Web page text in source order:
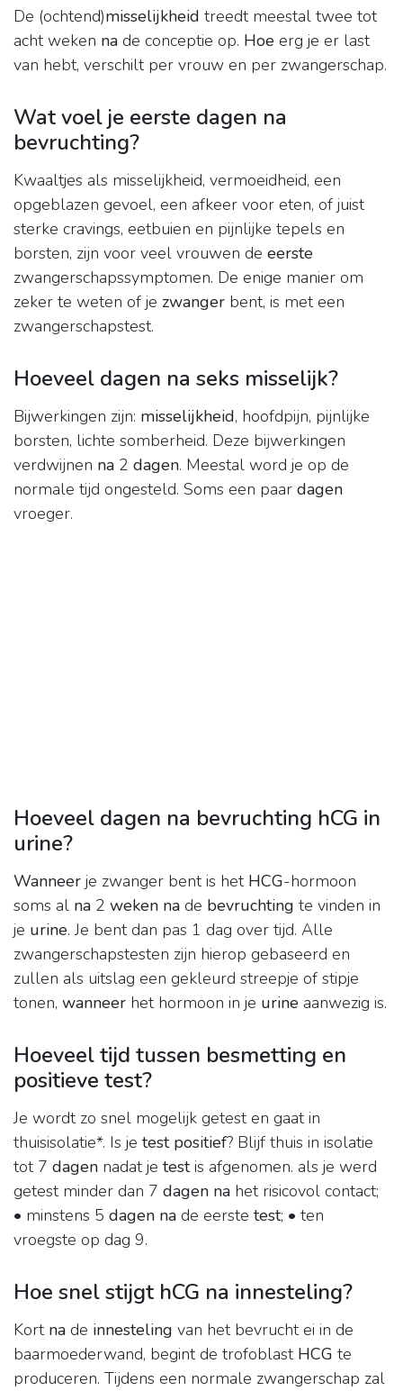
De (ochtend)misselijkheid treedt meestal twee tot
acht weken na de conceptie op. Hoe erg je er last
van hebt, verschilt per vrouw en per zwangerschap.
Wat voel je eerste dagen na
bevruchting?
Kwaaltjes als misselijkheid, vermoeidheid, een
opgeblazen gevoel, een afkeer voor eten, of juist
sterke cravings, eetbuien en pijnlijke tepels en
borsten, zijn voor veel vrouwen de eerste
zwangerschapssymptomen. De enige manier om
zeker te weten of je zwanger bent, is met een
zwangerschapstest.
Hoeveel dagen na seks misselijk?
Bijwerkingen zijn: misselijkheid, hoofdpijn, pijnlijke
borsten, lichte somberheid. Deze bijwerkingen
verdwijnen na 2 dagen. Meestal word je op de
normale tijd ongesteld. Soms een paar dagen
vroeger.
Hoeveel dagen na bevruchting hCG in
urine?
Wanneer je zwanger bent is het HCG-hormoon
soms al na 2 weken na de bevruchting te vinden in
je urine. Je bent dan pas 1 dag over tijd. Alle
zwangerschapstesten zijn hierop gebaseerd en
zullen als uitslag een gekleurd streepje of stipje
tonen, wanneer het hormoon in je urine aanwezig is.
Hoeveel tijd tussen besmetting en
positieve test?
Je wordt zo snel mogelijk getest en gaat in
thuisisolatie*. Is je test positief? Blijf thuis in isolatie
tot 7 dagen nadat je testis afgenomen. als je werd
getest minder dan 7 dagen na het risicovol contact;
• minstens 5 dagen na de eerste test; • ten
vroegste op dag 9.
Hoe snel stijgt hCG na innesteling?
Kort na de innesteling van het bevrucht ei in de
baarmoederwand, begint de trofoblast HCG te
produceren. Tijdens een normale zwangerschap zal